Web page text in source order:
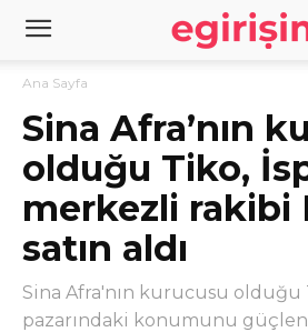
Ana Sayfa
Sina Afra’nın
olduğu Tiko,
merkezli rakibi
satın aldı
Sina Afra'nın kurucusu olduğu
pazarındaki konumunu